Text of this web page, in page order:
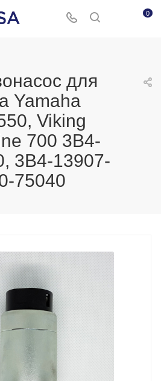
0
для
Yamaha
Viking
700 3B4-
3B4-13907-
75040